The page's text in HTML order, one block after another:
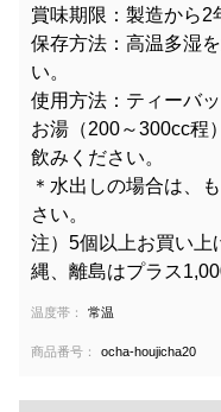
賞味期限：製造から2
保存方法：高温多湿
い。
使用方法：ティーバ
お湯（200～300cc程
飲みください。
＊水出しの場合は、
さい。
注）5個以上お買い上
縄、離島はプラス
温度帯： 常温
商品番号： ocha-houjicha20